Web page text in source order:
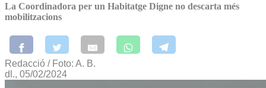
La Coordinadora per un Habitatge Digne no descarta més
mobilitzacions
Redacció / Foto: A. B.
dl., 05/02/2024